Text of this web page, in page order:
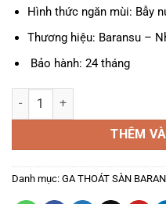
Hình thức ngăn mùi: Bẫy
Thương hiệu: Baransu –
Bảo hành: 24 tháng
Ga Thoát Sàn A-910L số lượng
THÊM
Danh mục: GA THOÁT SÀN